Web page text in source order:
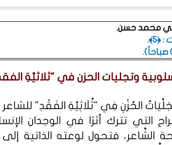
محمد حسن.
﴿5﴾.
.
وتجليات الحزن في "ثلاثيَّةِ
الحُزْنِ فِي "ثُلَاثِيَّةِ الفَقْدِ"
التي تترك أثرًا في الوجدان
الشَّاعر، فتحول لوعته الذاتية